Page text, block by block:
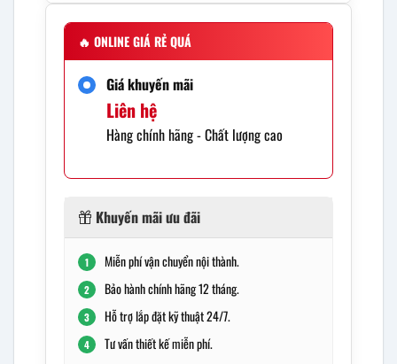
🔥 ONLINE GIÁ RẺ QUÁ
Giá khuyến mãi
Liên hệ
Hàng chính hãng - Chất lượng cao
Khuyến mãi ưu đãi
1 Miễn phí vận chuyển nội thành.
2 Bảo hành chính hãng 12 tháng.
3 Hỗ trợ lắp đặt kỹ thuật 24/7.
4 Tư vấn thiết kế miễn phí.